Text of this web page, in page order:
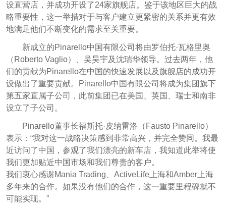
设直营店，并成功开设了24家旗舰店。鉴于该地区巨大的战
略重要性，这一举措对于与客户建立更紧密的关系并更有效
地满足他们不断变化的需求至关重要。
新成立的Pinarello中国有限公司将由罗伯托·瓦格里奥
（Roberto Vaglio）、吴昊宇及沈瑞华领导。过去两年，他
们的贡献为Pinarello在中国的快速发展以及旗舰店的成功开
设做出了重要贡献。Pinarello中国有限公司将成为集团旗下
第五家直属子公司，此前集团已在美国、英国、瑞士和南非
设立了子公司。
Pinarello董事长福斯托·皮纳雷洛（Fausto Pinarello）
表示：“我对这一战略决策感到非常高兴，并完全赞同。我最
近访问了中国，参观了我们漂亮的新车店，我知道此举将使
我们更加贴近中国市场和我们尊贵的客户。
我们衷心感谢Mania Trading、ActiveLife上海和Amber上海
多年来的合作。如果没有他们的合作，这一重要里程碑就不
可能实现。”